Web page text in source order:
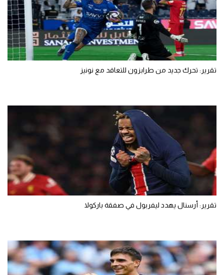
تقرير: تحرك جديد من طرابزون للتعاقد مع نونيز
تقرير: أرسنال يهدد ليفربول في صفقة باركولا